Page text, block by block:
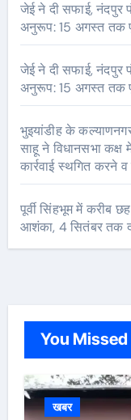
जेई ने दी सफाई, नंदपुर
अनुरूप: 15 अगस्त तक
जेई ने दी सफाई, नंदपुर
अनुरूप: 15 अगस्त तक
भुइयांडीह के
साहू ने विधानसभा
कार्रवाई स्थगित करने व
पूर्वी सिंहभूम में करीब
आशंका, 4 सितंबर तक
You Missed
खबर